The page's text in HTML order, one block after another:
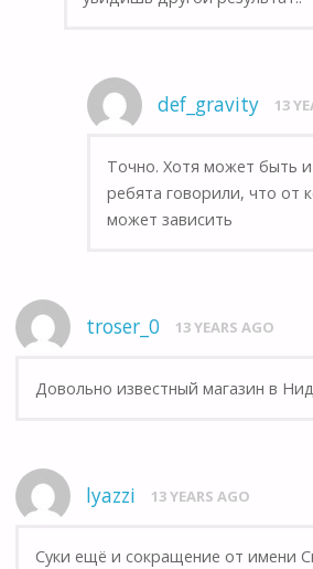
def_gravity 13
Точно. Хотя может быть
ребята говорили, что от
может зависить
troser_0 13 YEARS AGO
Довольно известный магазин в
lyazzi 13 YEARS AGO
Суки ещё и сокращение от имени